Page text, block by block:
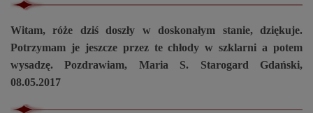
Witam, róże dziś doszły w doskonałym stanie, dziękuje.
Potrzymam je jeszcze przez te chłody w szklarni a potem
wysadzę. Pozdrawiam, Maria S. Starogard Gdański,
08.05.2017